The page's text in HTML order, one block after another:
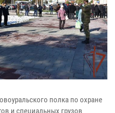
полка по охране
и специальных грузов